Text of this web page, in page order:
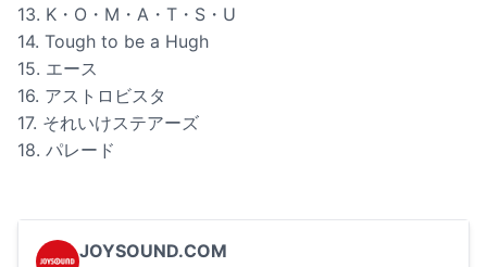
13. K・O・M・A・T・S・U
14. Tough to be a Hugh
15. エース
16. アストロビスタ
17. それいけステアーズ
18. パレード
JOYSOUND.COM